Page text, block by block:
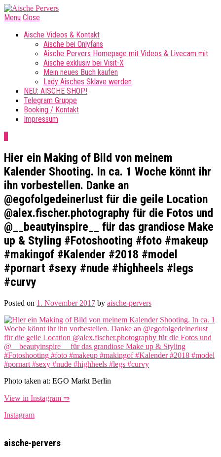
Menu Close
Aische Videos & Kontakt
Aische bei Onlyfans
Aische Pervers Homepage mit Videos & Livecam mit
Aische exklusiv bei Visit-X
Mein neues Buch kaufen
Lady Aisches Sklave werden
NEU: AISCHE SHOP!
Telegram Gruppe
Booking / Kontakt
Impressum
Hier ein Making of Bild von meinem
Kalender Shooting. In ca. 1 Woche könnt ihr
ihn vorbestellen. Danke an
@egofolgedeinerlust für die geile Location
@alex.fischer.photography für die Fotos und
@__beautyinspire__ für das grandiose Make
up & Styling #Fotoshooting #foto #makeup
#makingof #Kalender #2018 #model
#pornart #sexy #nude #highheels #legs
#curvy
Posted on 1. November 2017 by aische-pervers
Photo taken at: EGO Markt Berlin
View in Instagram ⇒
Instagram
aische-pervers